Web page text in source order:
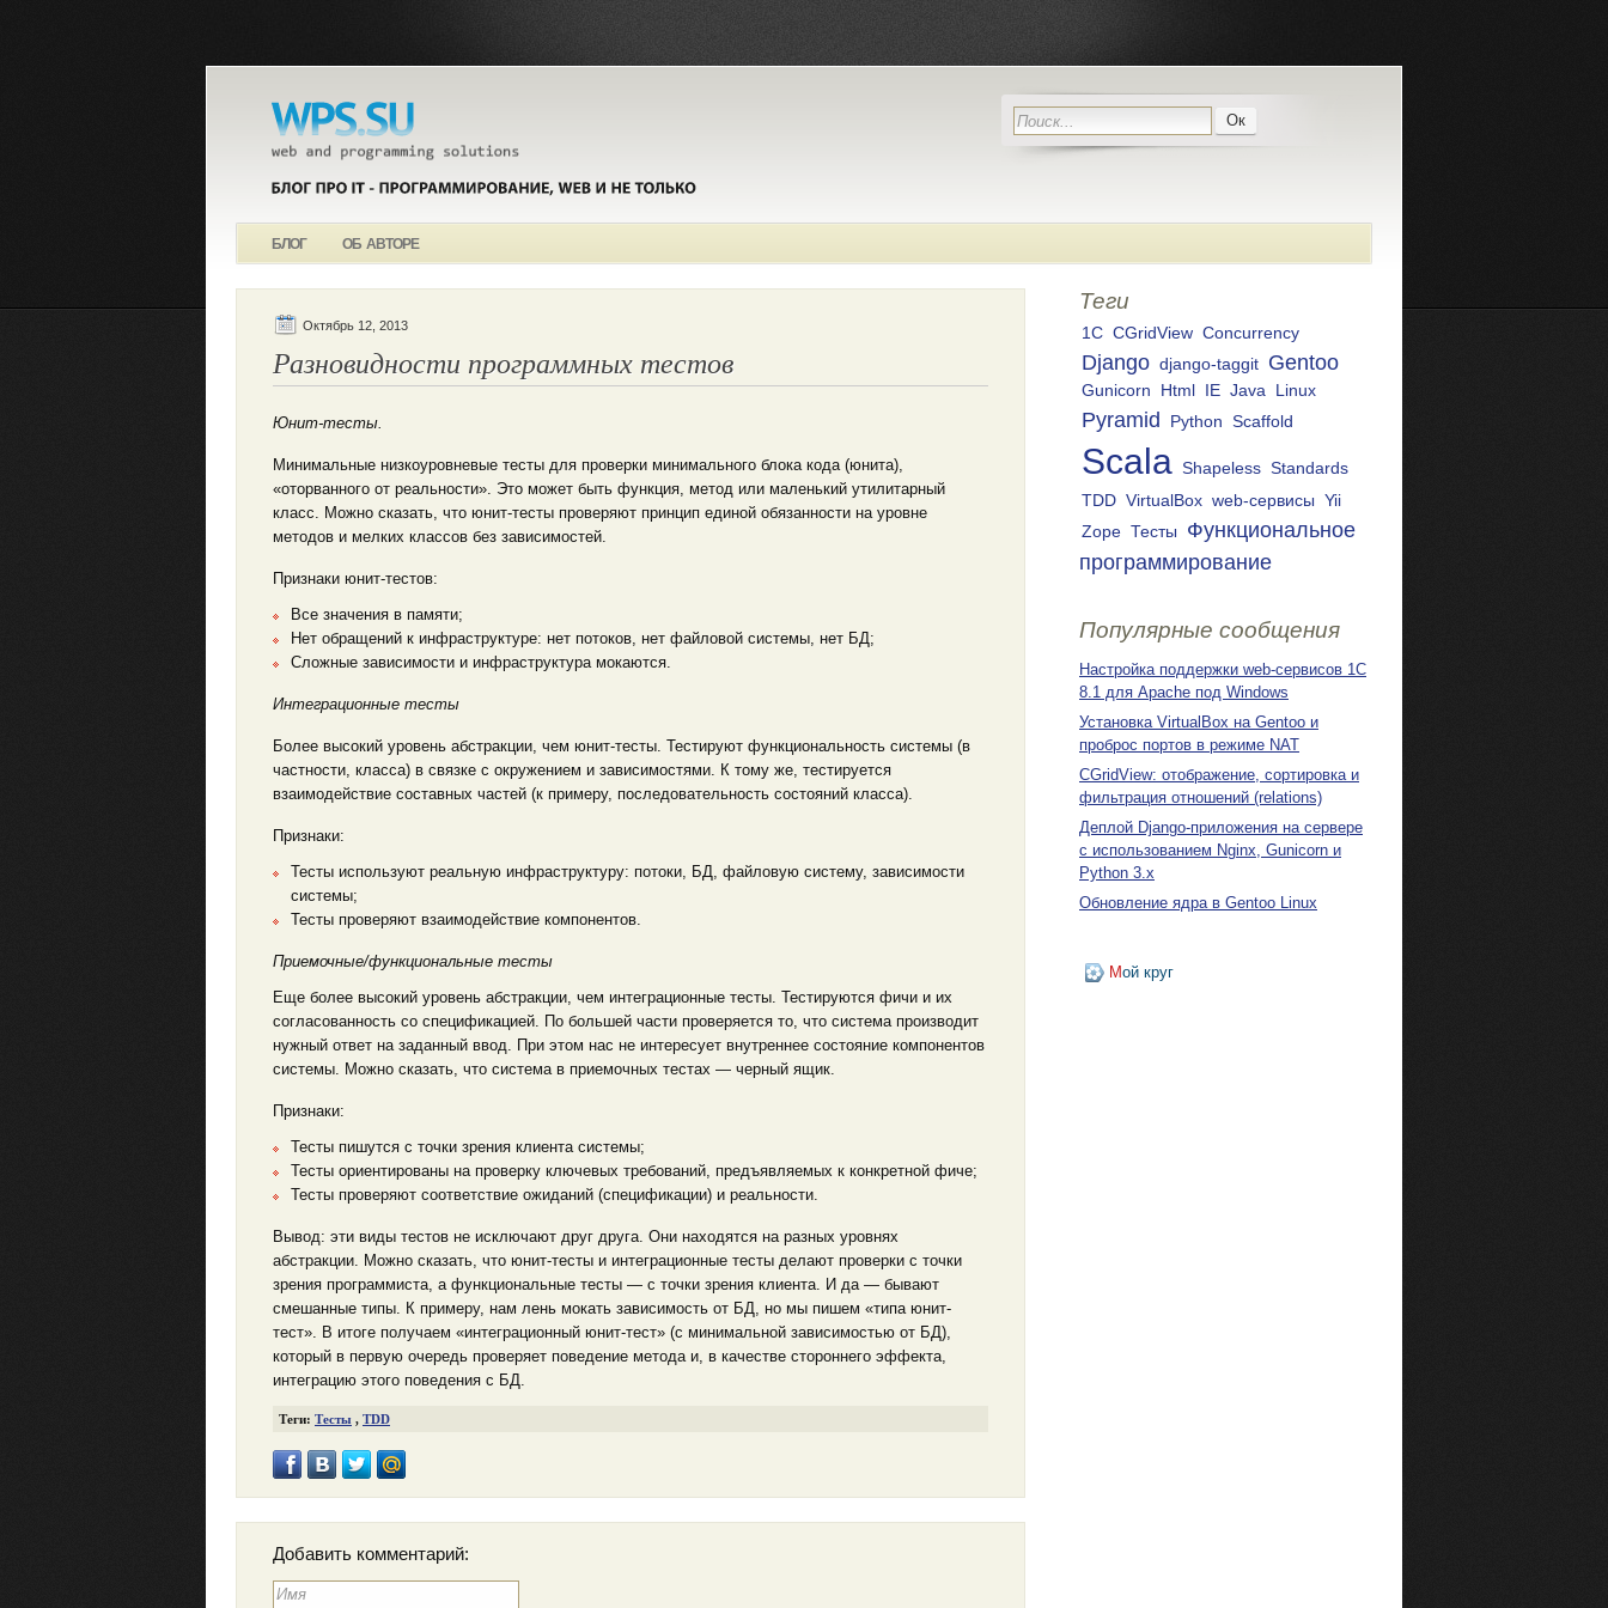
БЛОГ ОБ АВТОРЕ
Октябрь 12, 2013
Разновидности программных тестов
Юнит-тесты.
Минимальные низкоуровневые тесты для проверки минимального блока кода (юнита),
«оторванного от реальности». Это может быть функция, метод или маленький утилитарный
класс. Можно сказать, что юнит-тесты проверяют принцип единой обязанности на уровне
методов и мелких классов без зависимостей.
Признаки юнит-тестов:
Все значения в памяти;
Нет обращений к инфраструктуре: нет потоков, нет файловой системы, нет БД;
Сложные зависимости и инфраструктура мокаются.
Интеграционные тесты
Более высокий уровень абстракции, чем юнит-тесты. Тестируют функциональность системы (в
частности, класса) в связке с окружением и зависимостями. К тому же, тестируется
взаимодействие составных частей (к примеру, последовательность состояний класса).
Признаки:
Тесты используют реальную инфраструктуру: потоки, БД, файловую систему, зависимости
системы;
Тесты проверяют взаимодействие компонентов.
Приемочные/функциональные тесты
Еще более высокий уровень абстракции, чем интеграционные тесты. Тестируются фичи и их
согласованность со спецификацией. По большей части проверяется то, что система производит
нужный ответ на заданный ввод. При этом нас не интересует внутреннее состояние компонентов
системы. Можно сказать, что система в приемочных тестах — черный ящик.
Признаки:
Тесты пишутся с точки зрения клиента системы;
Тесты ориентированы на проверку ключевых требований, предъявляемых к конкретной фиче;
Тесты проверяют соответствие ожиданий (спецификации) и реальности.
Вывод: эти виды тестов не исключают друг друга. Они находятся на разных уровнях
абстракции. Можно сказать, что юнит-тесты и интеграционные тесты делают проверки с точки
зрения программиста, а функциональные тесты — с точки зрения клиента. И да — бывают
смешанные типы. К примеру, нам лень мокать зависимость от БД, но мы пишем «типа юнит-
тест». В итоге получаем «интеграционный юнит-тест» (с минимальной зависимостью от БД),
который в первую очередь проверяет поведение метода и, в качестве стороннего эффекта,
интеграцию этого поведения с БД.
Теги: Тесты , TDD
Добавить комментарий:
Теги
1С CGridView Concurrency
Django django-taggit Gentoo
Gunicorn Html IE Java Linux
Pyramid Python Scaffold
Scala Shapeless Standards
TDD VirtualBox web-сервисы Yii
Zope Тесты
Функциональное
программирование
Популярные сообщения
Настройка поддержки web-сервисов 1С
8.1 для Apache под Windows
Установка VirtualBox на Gentoo и
проброс портов в режиме NAT
CGridView: отображение, сортировка и
фильтрация отношений (relations)
Деплой Django-приложения на сервере
с использованием Nginx, Gunicorn и
Python 3.x
Обновление ядра в Gentoo Linux
Мой круг